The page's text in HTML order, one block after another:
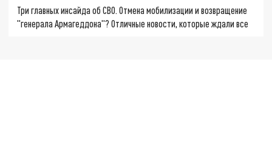
Три главных инсайда об СВО. Отмена мобилизации и возвращение
"генерала Армагеддона"? Отличные новости, которые ждали все